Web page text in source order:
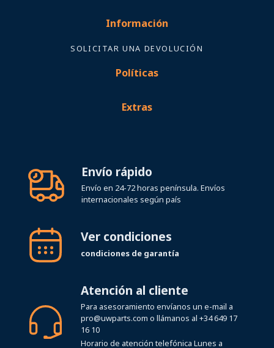
Información
SOLICITAR UNA DEVOLUCIÓN
Políticas
Extras
Envío rápido
Envío en 24-72 horas península. Envíos
internacionales según país
Ver condiciones
condiciones de garantía
Atención al cliente
Para asesoramiento envíanos un e-mail a
pro@uwparts.com o llámanos al +34 649 17
16 10
Horario de atención telefónica Lunes a